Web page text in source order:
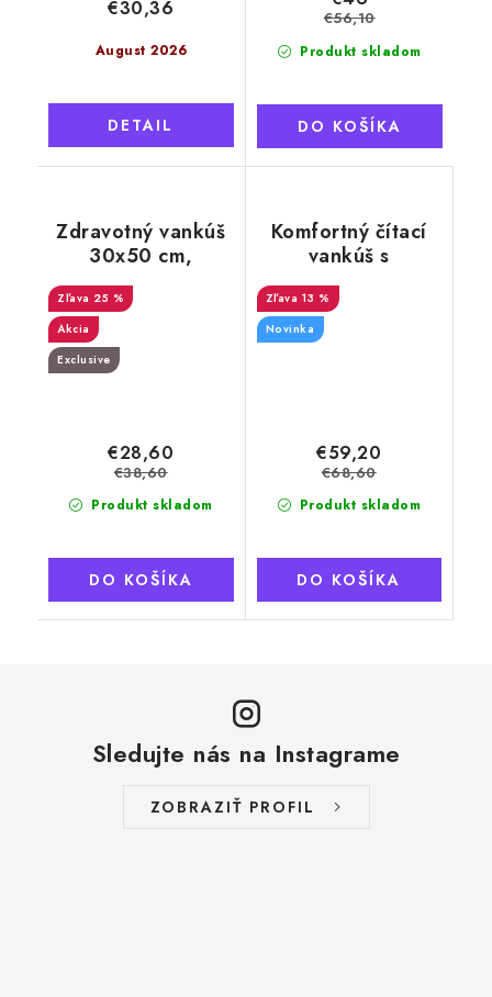
August 2026
€30,36
DETAIL
Produkt skladom
€56,10
DO KOŠÍKA
Zdravotný vankúš
30x50 cm,
pamäťová pena,
poťah s aktívnym
striebrom
25 %
Akcia
Exclusive
Produkt skladom
€28,60
€38,60
DO KOŠÍKA
Komfortný čítací
vankúš s
podrúčkami MEGI,
Thumbled, sivý
13 %
Novinka
Produkt skladom
€59,20
€68,60
DO KOŠÍKA
Sledujte nás na Instagrame
ZOBRAZIŤ PROFIL